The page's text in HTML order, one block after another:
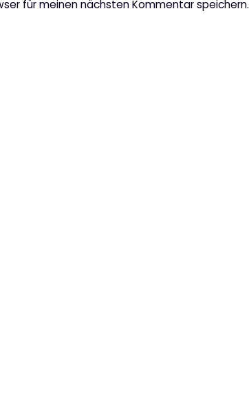
für meinen nächsten Kommentar speichern.